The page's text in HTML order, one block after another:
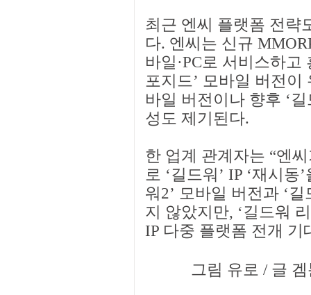
최근 엔씨 플랫폼 전략
다. 엔씨는 신규
바일·PC로 서비스하
포지드’ 모바일 버전이
바일 버전이나 향후 ‘
성도 제기된다.
한 업계 관계자는 “엔
로 ‘길드워’ IP ‘재시동
워2’ 모바일 버전과 ‘
지 않았지만, ‘길드워
IP 다중 플랫폼 전개 기
그림 유로 / 글 겜